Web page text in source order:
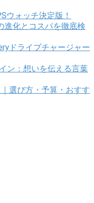
ウォッチ決定版！
進化とコスパを徹底検
ドライブチャージャー
ン：想いを伝える言葉
選び方・予算・おすす